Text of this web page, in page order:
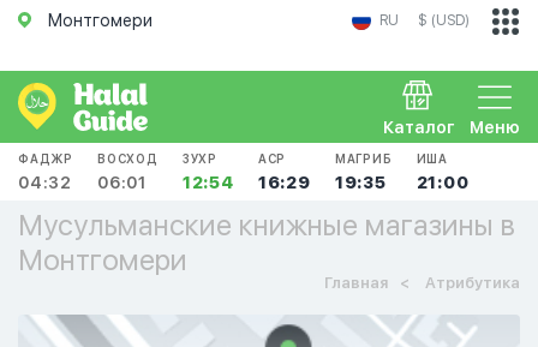
Монтгомери RU $ (USD)
Меню
Каталог
ФАДЖР
04:32
ВОСХОД
06:01
ЗУХР
12:54
АСР
16:29
МАГРИБ
19:35
ИША
21:00
Мусульманские книжные магазины в
Монтгомери
Главная Атрибутика